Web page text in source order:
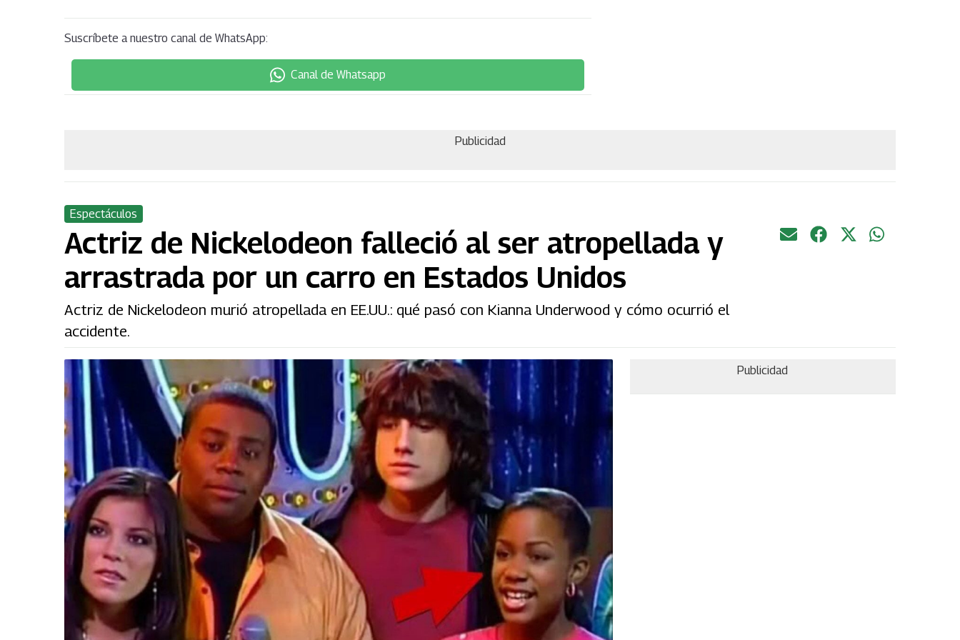
Suscríbete a nuestro canal de WhatsApp:
Canal de Whatsapp
Publicidad
Espectáculos
Actriz de Nickelodeon falleció al ser atropellada y
arrastrada por un carro en Estados Unidos
Actriz de Nickelodeon murió atropellada en EE.UU.: qué pasó con Kianna Underwood y cómo ocurrió el
accidente.
Publicidad